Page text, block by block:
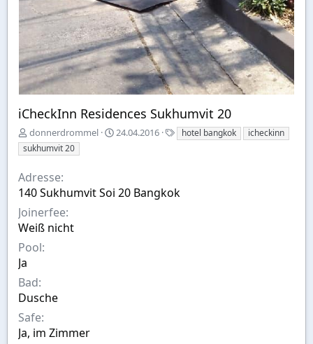
iCheckInn Residences Sukhumvit 20
E
r
s
e
l
l
t
v
o
donnerdrommel
A
h
24.04.2016
S
t
w
hotel bangkok
icheckinn
sukhumvit 20
Adresse
140 Sukhumvit Soi 20 Bangkok
Joinerfee
Weiß nicht
Pool
Ja
Bad
Dusche
Safe
Ja, im Zimmer